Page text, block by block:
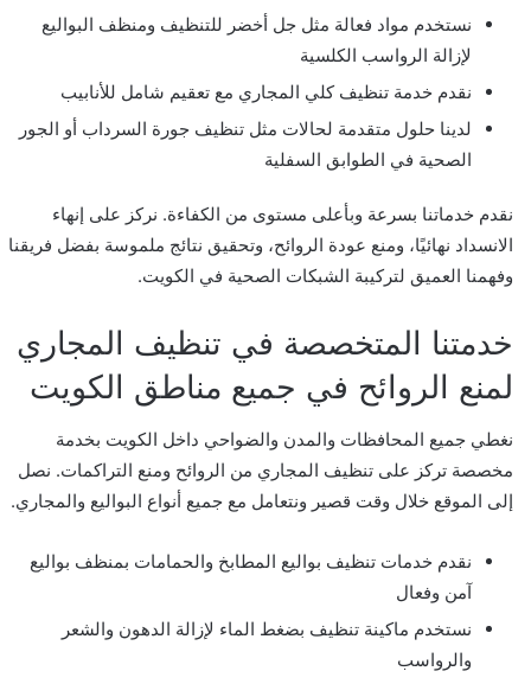
نستخدم مواد فعالة مثل جل أخضر للتنظيف ومنظف البواليع
لإزالة الرواسب الكلسية
نقدم خدمة تنظيف كلي المجاري مع تعقيم شامل للأنابيب
لدينا حلول متقدمة لحالات مثل تنظيف جورة السرداب أو الجور
الصحية في الطوابق السفلية
نقدم خدماتنا بسرعة وبأعلى مستوى من الكفاءة. نركز على إنهاء
الانسداد نهائيًا، ومنع عودة الروائح، وتحقيق نتائج ملموسة بفضل فريقنا
وفهمنا العميق لتركيبة الشبكات الصحية في الكويت.
خدمتنا المتخصصة في تنظيف المجاري
لمنع الروائح في جميع مناطق الكويت
نغطي جميع المحافظات والمدن والضواحي داخل الكويت بخدمة
مخصصة تركز على تنظيف المجاري من الروائح ومنع التراكمات. نصل
إلى الموقع خلال وقت قصير ونتعامل مع جميع أنواع البواليع والمجاري.
نقدم خدمات تنظيف بواليع المطابخ والحمامات بمنظف بواليع
آمن وفعال
نستخدم ماكينة تنظيف بضغط الماء لإزالة الدهون والشعر
والرواسب